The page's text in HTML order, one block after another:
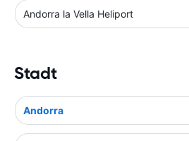
Andorra la Vella Heliport
Stadt
Andorra